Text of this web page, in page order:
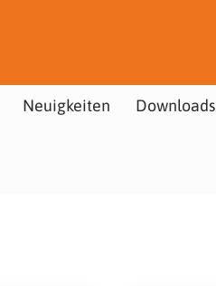
Neuigkeiten Downloads